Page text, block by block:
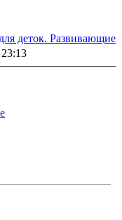
деток. Развивающие